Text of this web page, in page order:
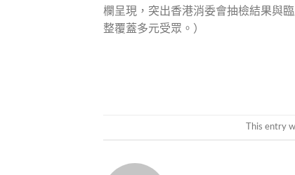
欄呈現，突出香港消委會抽檢結果與
整覆蓋多元受眾。）
This entry